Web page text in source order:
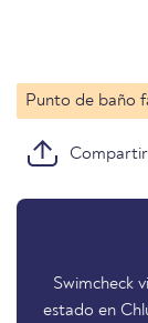
Punto de baño
Compartir
Swimcheck
estado en